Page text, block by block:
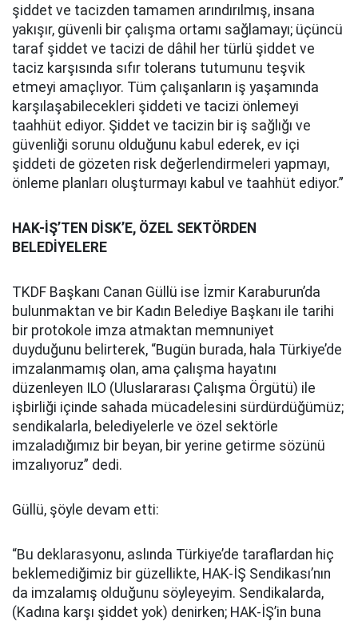
şiddet ve tacizden tamamen arındırılmış, insana
yakışır, güvenli bir çalışma ortamı sağlamayı; üçüncü
taraf şiddet ve tacizi de dâhil her türlü şiddet ve
taciz karşısında sıfır tolerans tutumunu teşvik
etmeyi amaçlıyor. Tüm çalışanların iş yaşamında
karşılaşabilecekleri şiddeti ve tacizi önlemeyi
taahhüt ediyor. Şiddet ve tacizin bir iş sağlığı ve
güvenliği sorunu olduğunu kabul ederek, ev içi
şiddeti de gözeten risk değerlendirmeleri yapmayı,
önleme planları oluşturmayı kabul ve taahhüt ediyor.”
HAK-İŞ’TEN DİSK’E, ÖZEL SEKTÖRDEN
BELEDİYELERE
TKDF Başkanı Canan Güllü ise İzmir Karaburun’da
bulunmaktan ve bir Kadın Belediye Başkanı ile tarihi
bir protokole imza atmaktan memnuniyet
duyduğunu belirterek, “Bugün burada, hala Türkiye’de
imzalanmamış olan, ama çalışma hayatını
düzenleyen ILO (Uluslararası Çalışma Örgütü) ile
işbirliği içinde sahada mücadelesini sürdürdüğümüz;
sendikalarla, belediyelerle ve özel sektörle
imzaladığımız bir beyan, bir yerine getirme sözünü
imzalıyoruz” dedi.
Güllü, şöyle devam etti:
“Bu deklarasyonu, aslında Türkiye’de taraflardan hiç
beklemediğimiz bir güzellikte, HAK-İŞ Sendikası’nın
da imzalamış olduğunu söyleyeyim. Sendikalarda,
(Kadına karşı şiddet yok) denirken; HAK-İŞ’in buna